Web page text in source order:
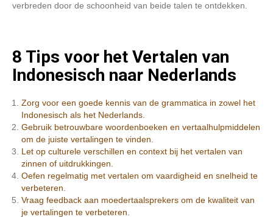
verbreden door de schoonheid van beide talen te ontdekken.
8 Tips voor het Vertalen van
Indonesisch naar Nederlands
Zorg voor een goede kennis van de grammatica in zowel het
Indonesisch als het Nederlands.
Gebruik betrouwbare woordenboeken en vertaalhulpmiddelen
om de juiste vertalingen te vinden.
Let op culturele verschillen en context bij het vertalen van
zinnen of uitdrukkingen.
Oefen regelmatig met vertalen om vaardigheid en snelheid te
verbeteren.
Vraag feedback aan moedertaalsprekers om de kwaliteit van
je vertalingen te verbeteren.